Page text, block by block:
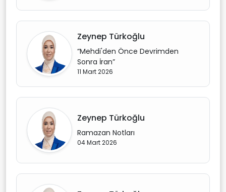
Zeynep Türkoğlu
“Mehdi'den Önce Devrimden
Sonra İran”
11 Mart 2026
Zeynep Türkoğlu
Ramazan Notları
04 Mart 2026